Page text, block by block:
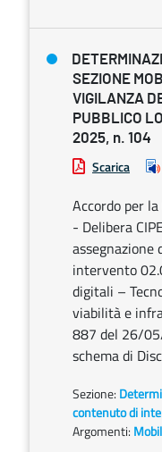
SEZIONE
VIGILANZA
PUBBLICO
2025, n. 104
Scarica
Accordo per
- Delibera
assegnazione
intervento
digitali –
viabilità e
887 del 26/
schema di
Sezione:
contenuto di
Argomenti: